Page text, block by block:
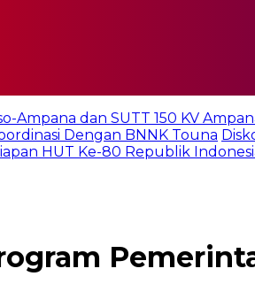
Ampana dan SUTT 150 KV
Dengan BNNK Touna
HUT Ke-80 Republik